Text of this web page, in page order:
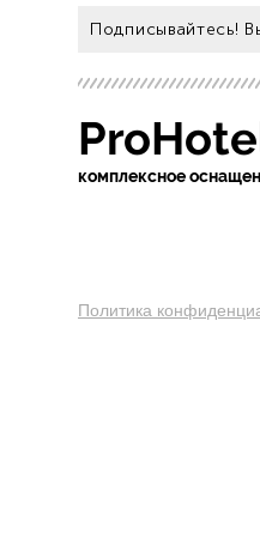
Подписывайтесь!
комплексное
Политика